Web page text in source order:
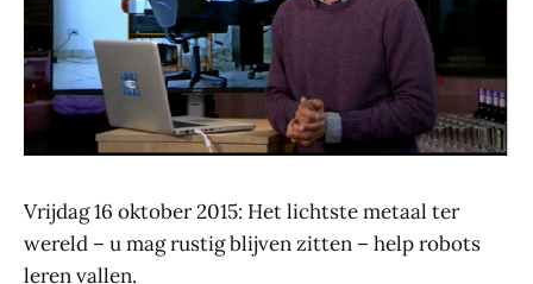
Vrijdag 16 oktober 2015: Het lichtste metaal ter
wereld – u mag rustig blijven zitten – help robots
leren vallen.